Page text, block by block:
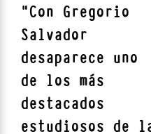
"Con Gregorio
Salvador
desaparece uno
de los más
destacados
estudiosos de